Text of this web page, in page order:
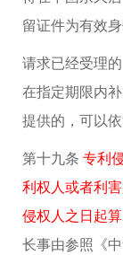
留证件为有效身
请求已经受理
在指定期限内
提供的，可以依
第十九条 专利
利权人或者利
侵权人之日起算
长事由参照《